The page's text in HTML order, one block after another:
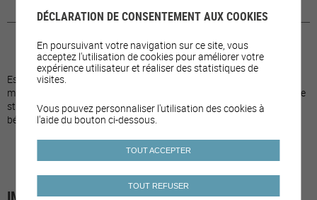
Espace munis d'équipements pour l'exercice cardiovasculaire,
musculaire et de souplesse. Des machines de fitness et des barres de
street workout sont accessibles librement et en tout temps et
bénéficient d'indications sur leur utilisation.
IMPLICATION DE LA COMMUNE
DÉCLARATION DE CONSENTEMENT AUX COOKIES
En poursuivant votre navigation sur ce site, vous
acceptez l'utilisation de cookies pour améliorer votre
expérience utilisateur et réaliser des statistiques de
visites.
Vous pouvez personnaliser l'utilisation des cookies à
l'aide du bouton ci-dessous.
TOUT ACCEPTER
TOUT REFUSER